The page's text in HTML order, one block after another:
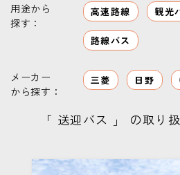
用途から
探す：
高速路線 観光
路線バス
メーカー
から探す：
三菱 日野
「 送迎バス 」 の取り